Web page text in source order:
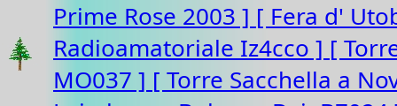
Prime Rose 2003 ] [ Fera d'
Radioamatoriale Iz4cco ] [
MO037 ] [ Torre Sacchella a